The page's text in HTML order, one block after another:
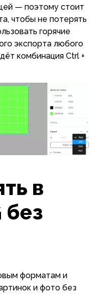
— поэтому стоит
чтобы не потерять
горячие
экспорта любого
комбинация Ctrl +
в
без
форматам и
и фото без